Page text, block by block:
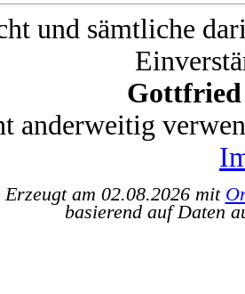
und sämtliche
Gottfried
anderweitig
Erzeugt am 02.08.2026 mit
basierend auf Daten